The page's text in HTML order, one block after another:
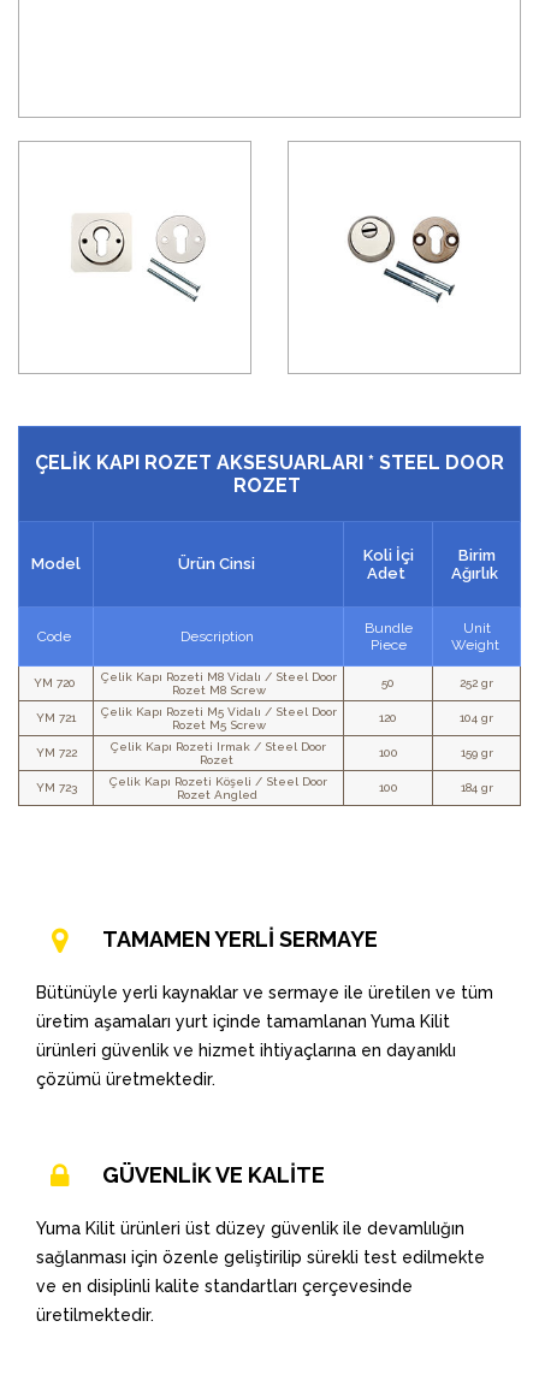
ÇELİK KAPI ROZET AKSESUARLARI * STEEL DOOR
ROZET
Model Ürün Cinsi
Koli İçi
Adet
Birim
Ağırlık
Code Description
Bundle
Piece
Unit
Weight
YM 720
Çelik Kapı Rozeti M8 Vidalı / Steel Door
Rozet M8 Screw
50 252 gr
YM 721
Çelik Kapı Rozeti M5 Vidalı / Steel Door
Rozet M5 Screw
120 104 gr
YM 722
Çelik Kapı Rozeti Irmak / Steel Door
Rozet
100 159 gr
YM 723
Çelik Kapı Rozeti Köşeli / Steel Door
Rozet Angled
100 184 gr
TAMAMEN YERLİ SERMAYE
Bütünüyle yerli kaynaklar ve sermaye ile üretilen ve tüm
üretim aşamaları yurt içinde tamamlanan Yuma Kilit
ürünleri güvenlik ve hizmet ihtiyaçlarına en dayanıklı
çözümü üretmektedir.
GÜVENLİK VE KALİTE
Yuma Kilit ürünleri üst düzey güvenlik ile devamlılığın
sağlanması için özenle geliştirilip sürekli test edilmekte
ve en disiplinli kalite standartları çerçevesinde
üretilmektedir.